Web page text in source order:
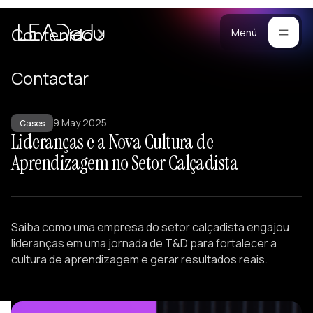
Menú
de
Metodología
Portafolio
Contenido
Casos
Blog
Materiales
Contactar
Lideranças e a Nova Cultura de
Aprendizagem no Setor Calçadista
Cases 9 May 2025
Saiba como uma empresa do setor calçadista engajou
lideranças em uma jornada de T&D para fortalecer a
cultura de aprendizagem e gerar resultados reais.